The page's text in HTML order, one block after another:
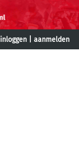
inloggen aanmelden